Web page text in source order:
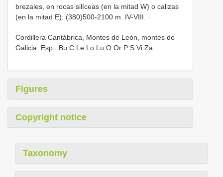
brezales, en rocas silíceas (en la mitad W) o calizas
(en la mitad E); (380)500-2100 m. IV-VIII. ·
Cordillera Cantábrica, Montes de León, montes de
Galicia. Esp.: Bu C Le Lo Lu O Or P S Vi Za.
Figures
Copyright notice
Taxonomy